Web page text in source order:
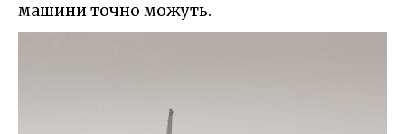
машини точно можуть.